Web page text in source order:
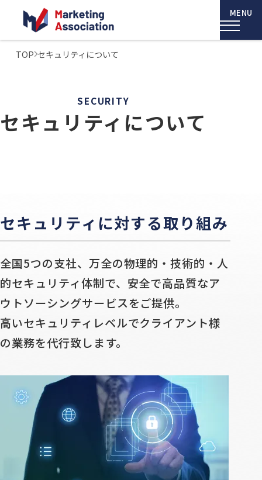
SECURITY
セキュリティについて
TOP セキュリティについて
セキュリティに対する取り組み
全国5つの支社、万全の物理的・技術的・人
的セキュリティ体制で、安全で高品質なア
ウトソーシングサービスをご提供。
高いセキュリティレベルでクライアント様
の業務を代行致します。